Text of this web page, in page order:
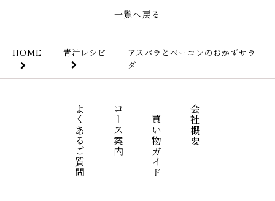
一覧へ戻る
HOME 青汁レシピ
アスパラとベーコンのおかずサラ
ダ
会社概要
お買い物ガイド
コース案内
よくあるご質問